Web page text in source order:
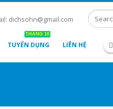
dichsohn@gmail.com
TUYỂN DỤNG
THÁNG 10
LIÊN HỆ